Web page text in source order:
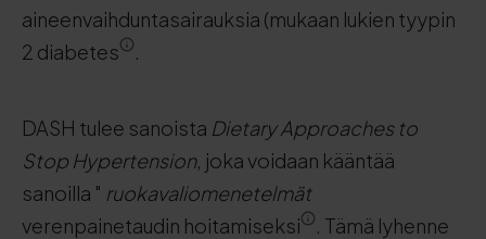
aineenvaihduntasairauksia (mukaan lukien tyypin
2 diabetes
.
DASH tulee sanoista Dietary Approaches to
Stop Hypertension, joka voidaan kääntää
sanoilla " ruokavaliomenetelmät
verenpainetaudin hoitamiseksi
. Tämä lyhenne